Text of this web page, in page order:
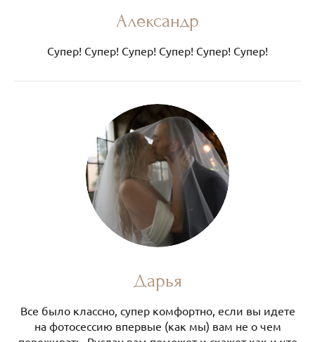
Александр
Супер! Супер! Супер! Супер! Супер! Супер!
Дарья
Все было классно, супер комфортно, если вы идете
на фотосессию впервые (как мы) вам не о чем